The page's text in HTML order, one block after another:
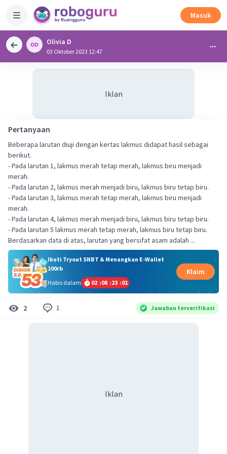
Masuk
Olivia D
03 Oktober 2023 12:47
Iklan
Pertanyaan
Beberapa larutan diuji dengan kertas lakmus didapat hasil sebagai
berikut.
- Pada larutan 1, lakmus merah tetap merah, lakmus biru menjadi
merah.
- Pada larutan 2, lakmus merah menjadi biru, lakmus biru tetap biru.
- Pada larutan 3, lakmus merah tetap merah, lakmus biru menjadi
merah.
- Pada larutan 4, lakmus merah menjadi biru, lakmus biru tetap biru.
- Pada larutan 5 lakmus merah tetap merah, lakmus biru tetap biru.
Berdasarkan data di atas, larutan yang bersifat asam adalah ...
Ikuti Tryout SNBT & Menangkan E-Wallet
100rb
Habis dalam
02 :08 :23 :00
Klaim
2 1 Jawaban terverifikasi
Iklan